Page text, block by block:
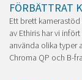
FÖRBÄTTRAT
Ett brett kamerastöd
av Ethiris har vi
använda olika typer
Chroma QP och B-